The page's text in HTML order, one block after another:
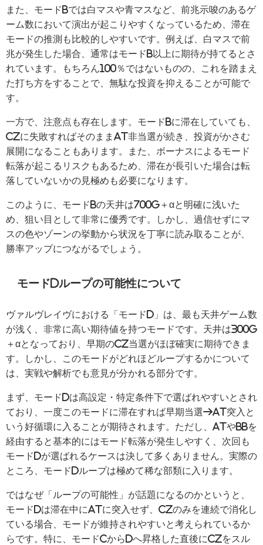
また、モードBでは白マスや青マスなど、前兆示唆のあるゲ
ーム数において演出が起こりやすくなっているため、滞在
モードの推測も比較的しやすいです。例えば、白マスで前
兆が発生した場合、通常はモードB以上に期待が持てるとさ
れています。もちろん100％ではないものの、これを踏まえ
た打ち方をすることで、無駄な投資を抑えることが可能で
す。
一方で、注意点も存在します。モードBに滞在していても、
CZに失敗すればそのままAT非当選が続き、投資がかさむ
展開になることもあります。また、ボーナスによるモード
転落が起こるリスクもあるため、滞在が長引いた場合は転
落していないかの見極めも必要になります。
このように、モードBの天井は700G＋αと明確に浅いた
め、狙い目として非常に優秀です。しかし、過信せずにマ
スの色やゾーンの挙動から状況を丁寧に読み取ることが、
勝率アップにつながるでしょう。
モードdループの可能性について
ヴァルヴレイヴにおける「モードD」は、最も天井ゲーム数
が浅く、非常に高い期待値を持つモードです。天井は300G
＋αとなっており、早期のCZ当選がほぼ確実に期待できま
す。しかし、このモードがどれほどループするかについて
は、実戦や解析でも意見が分かれる部分です。
まず、モードDは高設定・特定条件下で選ばれやすいとされ
ており、一度このモードに滞在すれば早期当選→AT突入と
いう好循環に入ることが期待されます。ただし、ATやBBを
経由すると基本的にはモード転落が発生しやすく、次回も
モードDが選ばれるケースは決して多くありません。実際の
ところ、モードDループは極めて稀な部類に入ります。
ではなぜ「ループの可能性」が話題になるのかというと、
モードDは滞在中にATに突入せず、CZのみを連続で消化し
ている場合、モードが維持されやすいと考えられているか
らです。特に、モードCからDへ昇格した直後にCZをスル